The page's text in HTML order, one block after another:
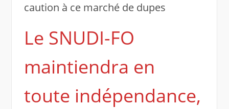
caution à ce marché de dupes
Le SNUDI-FO
maintiendra en
toute indépendance,